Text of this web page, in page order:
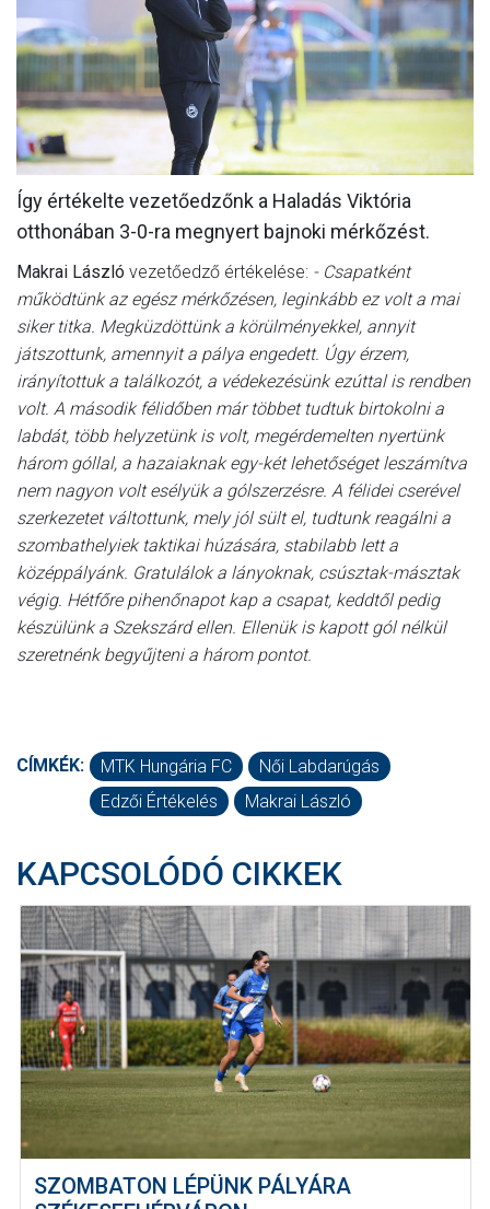
MÉRKŐZÉSEK
JELENTKEZÉS
KLUB
GALÉRIA
SZURKOLÓI ÉLMÉNYEK
SAJTÓ
Így értékelte vezetőedzőnk a Haladás Viktória
otthonában 3-0-ra megnyert bajnoki mérkőzést.
Makrai László vezetőedző értékelése: - Csapatként
működtünk az egész mérkőzésen, leginkább ez volt a mai
siker titka. Megküzdöttünk a körülményekkel, annyit
játszottunk, amennyit a pálya engedett. Úgy érzem,
irányítottuk a találkozót, a védekezésünk ezúttal is rendben
volt. A második félidőben már többet tudtuk birtokolni a
labdát, több helyzetünk is volt, megérdemelten nyertünk
három góllal, a hazaiaknak egy-két lehetőséget leszámítva
nem nagyon volt esélyük a gólszerzésre. A félidei cserével
szerkezetet váltottunk, mely jól sült el, tudtunk reagálni a
szombathelyiek taktikai húzására, stabilabb lett a
középpályánk. Gratulálok a lányoknak, csúsztak-másztak
végig. Hétfőre pihenőnapot kap a csapat, keddtől pedig
készülünk a Szekszárd ellen. Ellenük is kapott gól nélkül
szeretnénk begyűjteni a három pontot.
CÍMKÉK: MTK Hungária FC
Női Labdarúgás
Edzői Értékelés
Makrai László
KAPCSOLÓDÓ CIKKEK
SZOMBATON LÉPÜNK PÁLYÁRA